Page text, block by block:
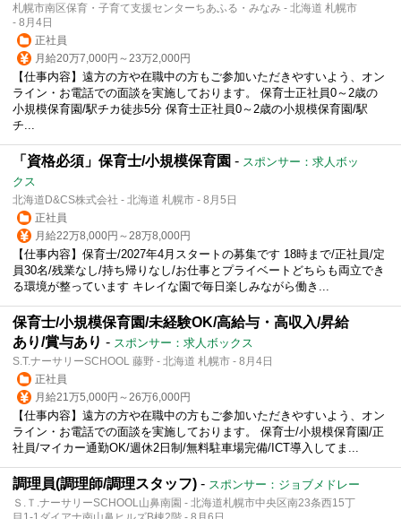
札幌市南区保育・子育て支援センターちあふる・みなみ - 北海道 札幌市
- 8月4日
正社員
月給20万7,000円～23万2,000円
【仕事内容】遠方の方や在職中の方もご参加いただきやすいよう、オン
ライン・お電話での面談を実施しております。 保育士正社員0～2歳の
小規模保育園/駅チカ徒歩5分 保育士正社員0～2歳の小規模保育園/駅
チ...
「資格必須」保育士/小規模保育園 - スポンサー：求人ボッ
クス
北海道D&CS株式会社 - 北海道 札幌市 - 8月5日
正社員
月給22万8,000円～28万8,000円
【仕事内容】保育士/2027年4月スタートの募集です 18時まで/正社員/定
員30名/残業なし/持ち帰りなし/お仕事とプライベートどちらも両立でき
る環境が整っています キレイな園で毎日楽しみながら働き...
保育士/小規模保育園/未経験OK/高給与・高収入/昇給
あり/賞与あり - スポンサー：求人ボックス
S.T.ナーサリーSCHOOL 藤野 - 北海道 札幌市 - 8月4日
正社員
月給21万5,000円～26万6,000円
【仕事内容】遠方の方や在職中の方もご参加いただきやすいよう、オン
ライン・お電話での面談を実施しております。 保育士/小規模保育園/正
社員/マイカー通勤OK/週休2日制/無料駐車場完備/ICT導入してま...
調理員(調理師/調理スタッフ) - スポンサー：ジョブメドレー
Ｓ.Ｔ.ナーサリーSCHOOL山鼻南園 - 北海道札幌市中央区南23条西15丁